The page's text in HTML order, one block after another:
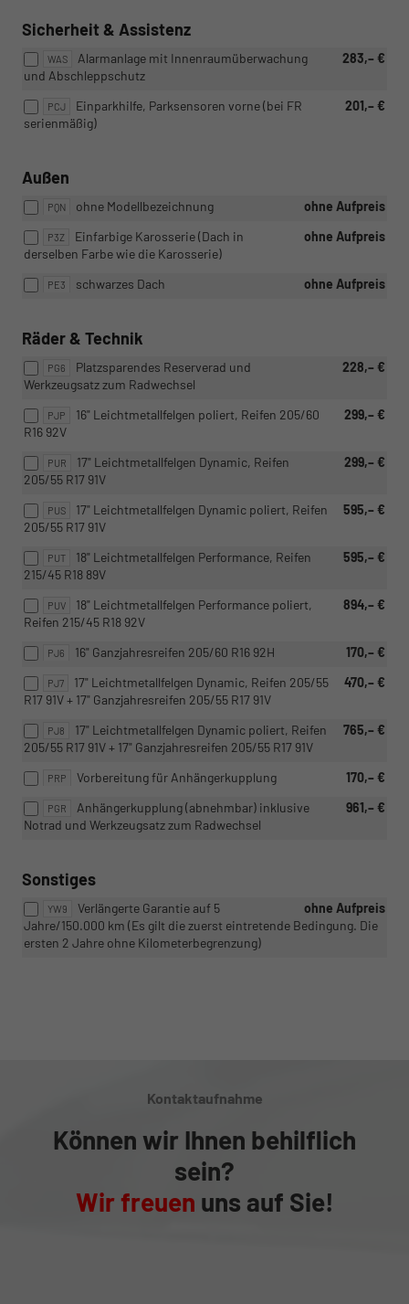
Sicherheit & Assistenz
WAS 283,– €
Alarmanlage mit Innenraumüberwachung
und Abschleppschutz
PCJ 201,– €
Einparkhilfe, Parksensoren vorne (bei FR
serienmäßig)
Außen
PQN ohne Aufpreis
ohne Modellbezeichnung
P3Z ohne Aufpreis
Einfarbige Karosserie (Dach in
derselben Farbe wie die Karosserie)
PE3 ohne Aufpreis
schwarzes Dach
Räder & Technik
PG6 228,– €
Platzsparendes Reserverad und
Werkzeugsatz zum Radwechsel
PJP 299,– €
16" Leichtmetallfelgen poliert, Reifen 205/60
R16 92V
PUR 299,– €
17" Leichtmetallfelgen Dynamic, Reifen
205/55 R17 91V
PUS 595,– €
17" Leichtmetallfelgen Dynamic poliert, Reifen
205/55 R17 91V
PUT 595,– €
18" Leichtmetallfelgen Performance, Reifen
215/45 R18 89V
PUV 894,– €
18" Leichtmetallfelgen Performance poliert,
Reifen 215/45 R18 92V
PJ6 170,– €
16" Ganzjahresreifen 205/60 R16 92H
PJ7 470,– €
17" Leichtmetallfelgen Dynamic, Reifen 205/55
R17 91V + 17" Ganzjahresreifen 205/55 R17 91V
PJ8 765,– €
17" Leichtmetallfelgen Dynamic poliert, Reifen
205/55 R17 91V + 17" Ganzjahresreifen 205/55 R17 91V
PRP 170,– €
Vorbereitung für Anhängerkupplung
PGR 961,– €
Anhängerkupplung (abnehmbar) inklusive
Notrad und Werkzeugsatz zum Radwechsel
Sonstiges
YW9 ohne Aufpreis
Verlängerte Garantie auf 5
Jahre/150.000 km (Es gilt die zuerst eintretende Bedingung. Die
ersten 2 Jahre ohne Kilometerbegrenzung)
Kontaktaufnahme
Können wir Ihnen behilflich
sein?
Wir freuen uns auf Sie!